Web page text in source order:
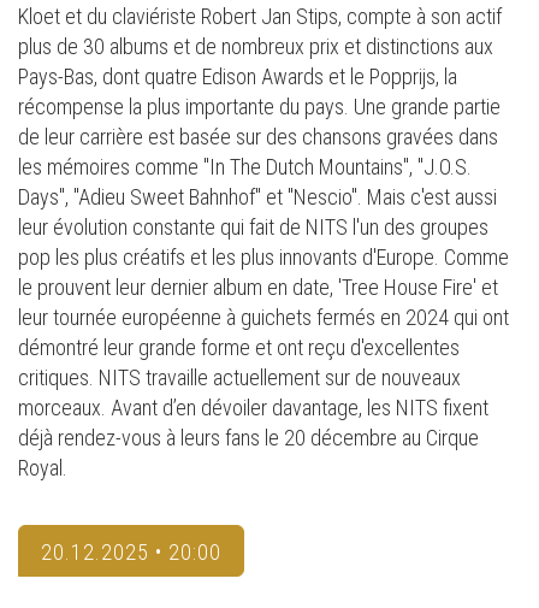
Kloet et du claviériste Robert Jan Stips, compte à son actif
plus de 30 albums et de nombreux prix et distinctions aux
Pays-Bas, dont quatre Edison Awards et le Popprijs, la
récompense la plus importante du pays. Une grande partie
de leur carrière est basée sur des chansons gravées dans
les mémoires comme "In The Dutch Mountains", "J.O.S.
Days", "Adieu Sweet Bahnhof" et "Nescio". Mais c'est aussi
leur évolution constante qui fait de NITS l'un des groupes
pop les plus créatifs et les plus innovants d'Europe. Comme
le prouvent leur dernier album en date, 'Tree House Fire' et
leur tournée européenne à guichets fermés en 2024 qui ont
démontré leur grande forme et ont reçu d'excellentes
critiques. NITS travaille actuellement sur de nouveaux
morceaux. Avant d’en dévoiler davantage, les NITS fixent
déjà rendez-vous à leurs fans le 20 décembre au Cirque
Royal.
20.12.2025 • 20:00